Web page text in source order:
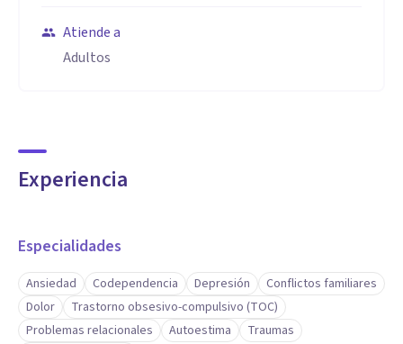
Atiende a
Adultos
Experiencia
Especialidades
Ansiedad Codependencia Depresión
Conflictos familiares
Dolor
Trastorno obsesivo-compulsivo (TOC)
Problemas relacionales
Autoestima
Traumas